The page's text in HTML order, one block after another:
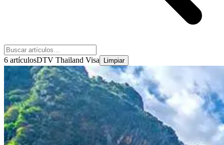
6 artículosDTV Thailand Visa Limpiar